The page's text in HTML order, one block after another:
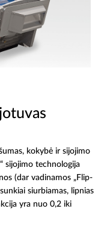
kokybė ir sijojimo
sijojimo technologija
(dar vadinamos „Flip-
siurbiamas, lipnias
yra nuo 0,2 iki